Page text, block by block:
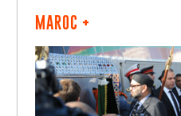
MAROC +